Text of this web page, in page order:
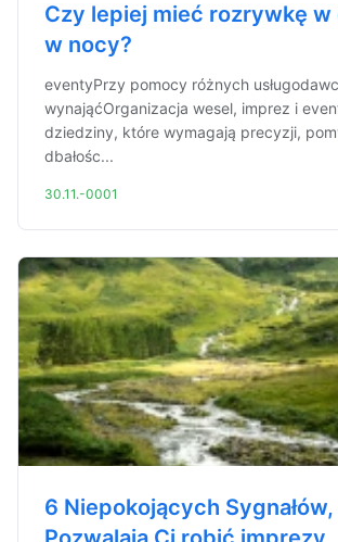
Czy lepiej mieć rozrywkę w
w nocy?
eventyPrzy pomocy różnych
wynająćOrganizacja wesel, imprez i
dziedziny, które wymagają precyzji,
dbałośc...
30.11.-0001
6 Niepokojących